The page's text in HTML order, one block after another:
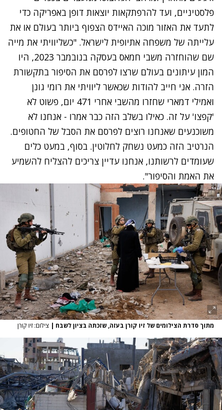
פלסטיניים, ועד להרפתקאות יוצאות דופן באפריקה כדי
לתעד את האזור מוכה האיידס הצפוף ביותר בעולם או את
עלייתה של משפחה אתיופית לישראל. "כשליוויתי את מייה
שם שהוחזרה משבי חמאס בעסקה בנובמבר 2023, היו
המון עיתונים בעולם שרצו לפרסם את הסיפור בתקשורת
הזרה. אני חייב להודות שכאשר ליוויתי את רומי גונן
ואמילי דמארי שחזרו מהשבי אחרי 471 יום, פשוט לא
'קפצו' על זה. כאילו בשלב הזה כבר אמרו - אנחנו לא
משוכנעים שאנחנו רוצים לפרסם את הסבל של החטופים.
הנרטיב הזה כמעט נשחק לחלוטין. בסוף, במעט כלים
שעומדים לרשותנו, אנחנו עדיין צריכים להצליח להשמיע
את האמת והסיפור".
מתוך סדרת הצילומים של זיו קורן בעזה, שזכתה בציון לשבח | צילום: זיו קורן